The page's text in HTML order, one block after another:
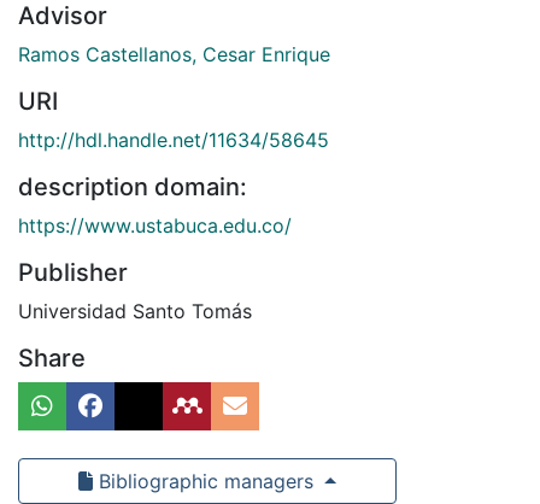
Advisor
Ramos Castellanos, Cesar Enrique
URI
http://hdl.handle.net/11634/58645
description domain:
https://www.ustabuca.edu.co/
Publisher
Universidad Santo Tomás
Share
Bibliographic managers